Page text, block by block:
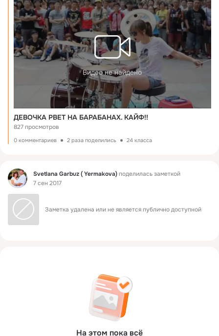
Видео не найдено
ДЕВОЧКА РВЕТ НА БАРАБАНАХ. КАЙФ!!
827 просмотров
0 комментариев 2 раза поделились 24 класса
Фид Svetlana Garbuz ( Yermakova)поделилась заметкой
7 сен 2017
Заметка удалена или не является публично доступной
На этом пока всё